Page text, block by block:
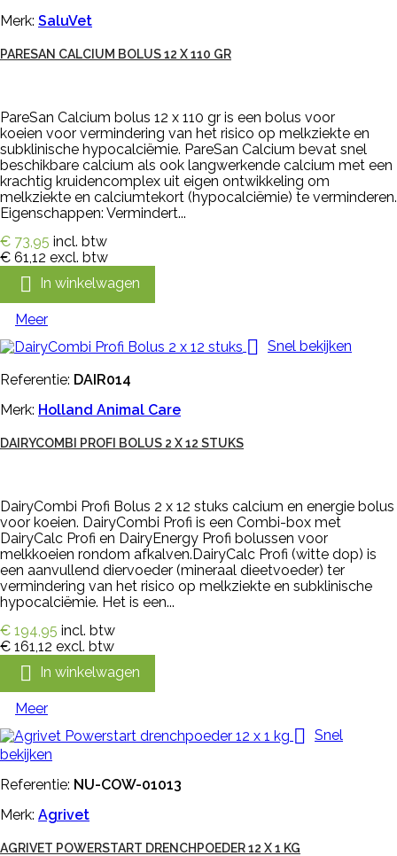
Merk: SaluVet
PARESAN CALCIUM BOLUS 12 X 110 GR
PareSan Calcium bolus 12 x 110 gr is een bolus voor
koeien voor vermindering van het risico op melkziekte en
subklinische hypocalciëmie. PareSan Calcium bevat snel
beschikbare calcium als ook langwerkende calcium met een
krachtig kruidencomplex uit eigen ontwikkeling om
melkziekte en calciumtekort (hypocalciëmie) te verminderen.
Eigenschappen: Vermindert...
€ 73,95 incl. btw
€ 61,12 excl. btw
 In winkelwagen
Meer
 Snel bekijken
Referentie: DAIR014
Merk: Holland Animal Care
DAIRYCOMBI PROFI BOLUS 2 X 12 STUKS
DairyCombi Profi Bolus 2 x 12 stuks calcium en energie bolus
voor koeien. DairyCombi Profi is een Combi-box met
DairyCalc Profi en DairyEnergy Profi bolussen voor
melkkoeien rondom afkalven.DairyCalc Profi (witte dop) is
een aanvullend diervoeder (mineraal dieetvoeder) ter
vermindering van het risico op melkziekte en subklinische
hypocalciëmie. Het is een...
€ 194,95 incl. btw
€ 161,12 excl. btw
 In winkelwagen
Meer
 Snel
bekijken
Referentie: NU-COW-01013
Merk: Agrivet
AGRIVET POWERSTART DRENCHPOEDER 12 X 1 KG